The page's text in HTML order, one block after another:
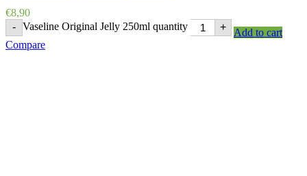
€8,90
- Vaseline Original Jelly 250ml quantity +
Add to cart
Compare